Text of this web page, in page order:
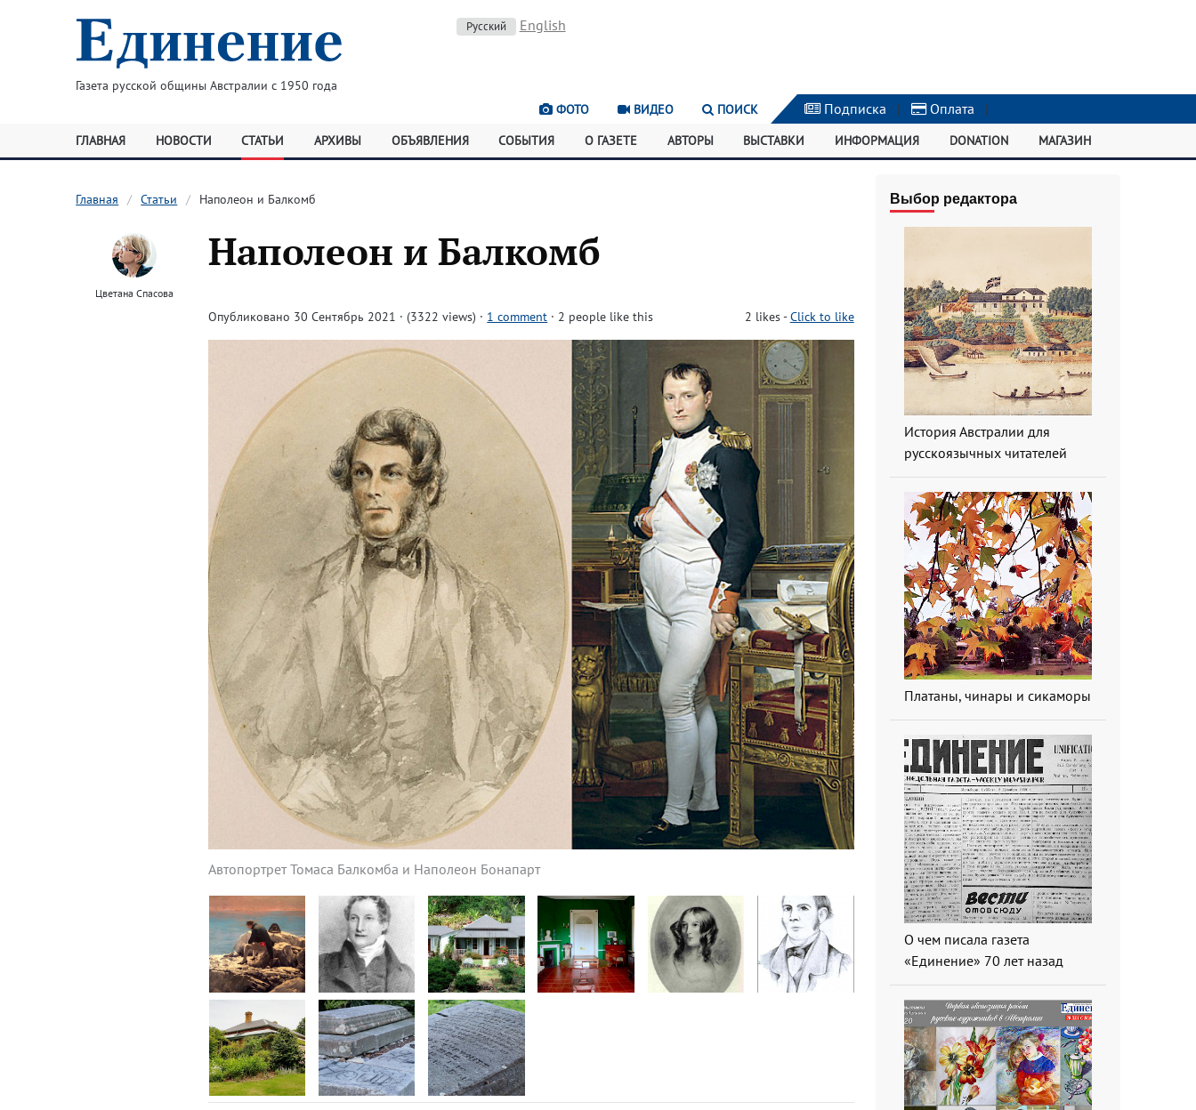
Газета русской общины Австралии с 1950 года
Русский English
ФОТО ВИДЕО ПОИСК Подписка | Оплата |
ГЛАВНАЯ НОВОСТИ СТАТЬИ АРХИВЫ ОБЪЯВЛЕНИЯ СОБЫТИЯ О ГАЗЕТЕ АВТОРЫ ВЫСТАВКИ ИНФОРМАЦИЯ DONATION МАГАЗИН
Главная Статьи Наполеон и Балкомб
Цветана Спасова
Наполеон и Балкомб
Опубликовано 30 Сентябрь 2021 · (3322 views) · 1 comment · 2 people like this 2 likes-Click to like
Автопортрет Томаса Балкомба и Наполеон Бонапарт
Выбор редактора
История Австралии для
русскоязычных читателей
Платаны, чинары и сикаморы
О чем писала газета
«Единение» 70 лет назад